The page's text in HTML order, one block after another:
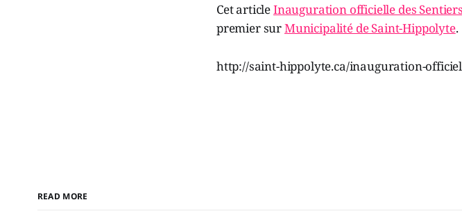
Cet articleInauguration officielle des
premier surMunicipalité de Saint-Hippolyte.
http://saint-hippolyte.ca/inauguration-
READ MORE